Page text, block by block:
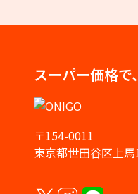
スーパー価格で
〒154-0011
東京都世田谷区上